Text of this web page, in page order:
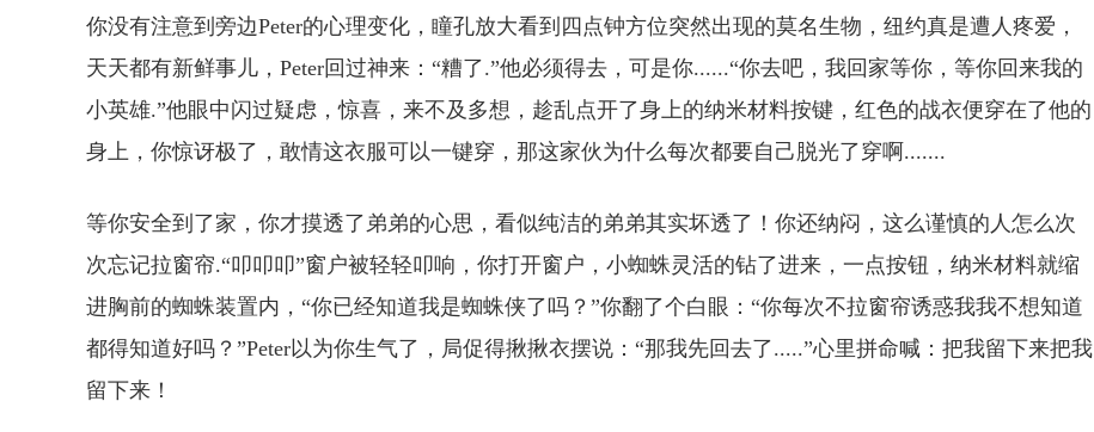
你没有注意到旁边Peter的心理变化，瞳孔放大看到四点钟方位突然出现的莫名生物，纽约真是遭人疼爱，
天天都有新鲜事儿，Peter回过神来：“糟了.”他必须得去，可是你......“你去吧，我回家等你，等你回来我的
小英雄.”他眼中闪过疑虑，惊喜，来不及多想，趁乱点开了身上的纳米材料按键，红色的战衣便穿在了他的
身上，你惊讶极了，敢情这衣服可以一键穿，那这家伙为什么每次都要自己脱光了穿啊.......
等你安全到了家，你才摸透了弟弟的心思，看似纯洁的弟弟其实坏透了！你还纳闷，这么谨慎的人怎么次
次忘记拉窗帘.“叩叩叩”窗户被轻轻叩响，你打开窗户，小蜘蛛灵活的钻了进来，一点按钮，纳米材料就缩
进胸前的蜘蛛装置内，“你已经知道我是蜘蛛侠了吗？”你翻了个白眼：“你每次不拉窗帘诱惑我我不想知道
都得知道好吗？”Peter以为你生气了，局促得揪揪衣摆说：“那我先回去了.....”心里拼命喊：把我留下来把我
留下来！